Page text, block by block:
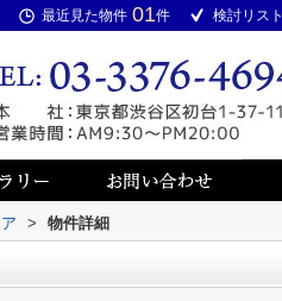
最近見た物件 01件 検討リスト
> 物件詳細